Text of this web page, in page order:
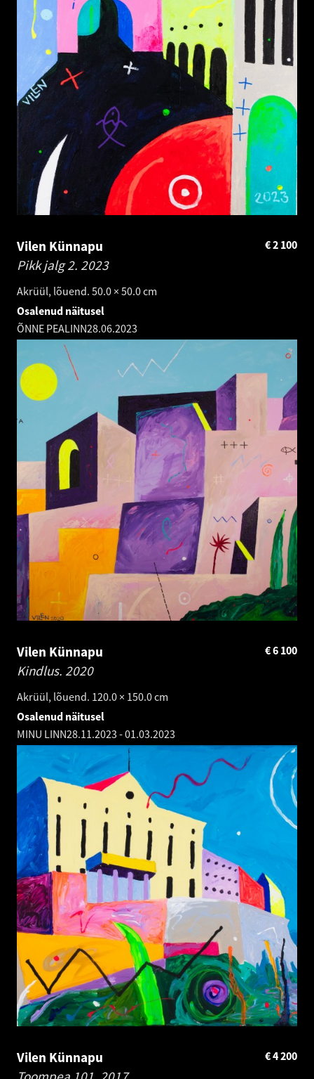
Vilen Künnapu
Pikk jalg 2. 2023
Akrüül, lõuend. 50.0 × 50.0 cm
2 100
€
Osalenud näitusel
ÕNNE PEALINN28.06.2023
Vilen Künnapu
Kindlus. 2020
Akrüül, lõuend. 120.0 × 150.0 cm
6 100
€
Osalenud näitusel
MINU LINN28.11.2023 -01.03.2023
Vilen Künnapu
4 200
€